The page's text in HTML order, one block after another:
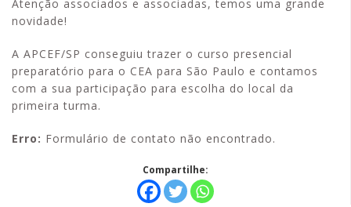
Atenção associados e associadas, temos uma grande
novidade!
A APCEF/SP conseguiu trazer o curso presencial
preparatório para o CEA para São Paulo e contamos
com a sua participação para escolha do local da
primeira turma.
Erro: Formulário de contato não encontrado.
Compartilhe: